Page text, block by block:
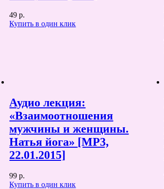
49 р.
Купить в один клик
Аудио лекция:
«Взаимоотношения
мужчины и женщины.
Натья йога» [MP3,
22.01.2015]
99 р.
Купить в один клик